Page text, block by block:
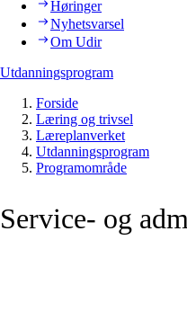
Høringer
Nyhetsvarsel
Om Udir
Utdanningsprogram
Forside
Læring og trivsel
Læreplanverket
Utdanningsprogram
Programområde
Service- og